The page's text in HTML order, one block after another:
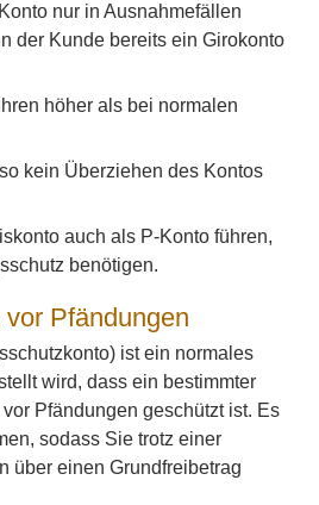
nur in Ausnahmefällen
der Kunde bereits ein Girokonto
höher als bei normalen
kein Überziehen des Kontos
auch als P-Konto führen,
benötigen.
Pfändungen
ist ein normales
wird, dass ein bestimmter
Pfändungen geschützt ist. Es
sodass Sie trotz einer
über einen Grundfreibetrag